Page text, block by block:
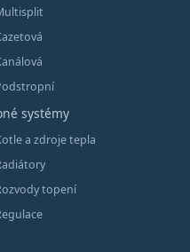
systémy
a zdroje tepla
topení